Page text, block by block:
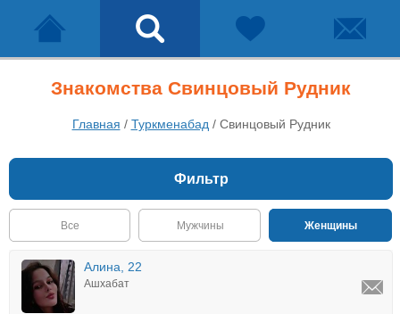
Знакомства Свинцовый Рудник
Главная / Туркменабад / Свинцовый Рудник
Фильтр
Все Мужчины Женщины
Алина, 22
Ашхабат